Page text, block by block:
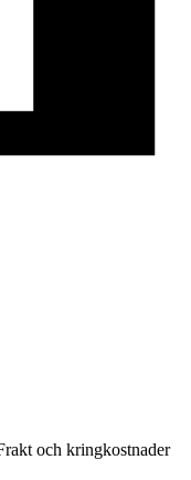
och kringkostnader